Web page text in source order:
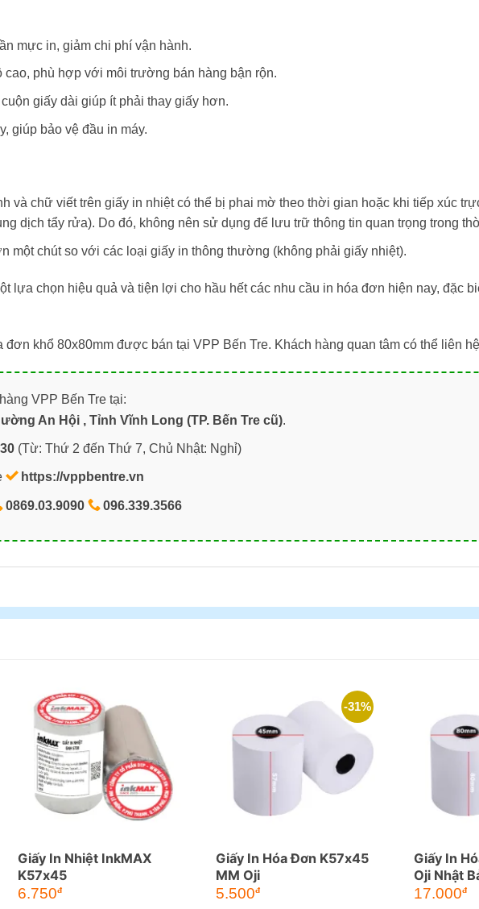
mực in, giảm chi phí vận hành.
cao, phù hợp với môi trường bán hàng bận rộn.
giấy dài giúp ít phải thay giấy hơn.
giúp bảo vệ đầu in máy.
và chữ viết trên giấy in nhiệt có thể bị phai mờ theo thời gian hoặc khi tiếp xúc
dịch tẩy rửa). Do đó, không nên sử dụng để lưu trữ thông tin quan trọng trong
một chút so với các loại giấy in thông thường (không phải giấy nhiệt).
lựa chọn hiệu quả và tiện lợi cho hầu hết các nhu cầu in hóa đơn hiện nay, đặc
đơn khổ 80x80mm được bán tại VPP Bến Tre. Khách hàng quan tâm có thể liên
VPP Bến Tre tại:
An Hội , Tỉnh Vĩnh Long (TP. Bến Tre cũ).
(Từ: Thứ 2 đến Thứ 7, Chủ Nhật: Nghỉ)
https://vppbentre.vn
0869.03.9090 096.339.3566
Giấy In Nhiệt InkMAX
K57x45
6.750đ
-31%
Giấy In Hóa Đơn K57x45
MM Oji
Giá
gốc
5.500đGiá
Giấy In
Oji Nhật
Giá
gốc
17.000đ